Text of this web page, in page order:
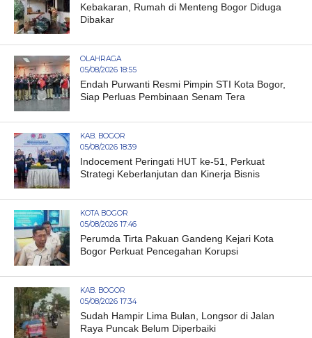
Kebakaran, Rumah di Menteng Bogor Diduga
Dibakar
OLAHRAGA
05/08/2026 18:55
Endah Purwanti Resmi Pimpin STI Kota Bogor,
Siap Perluas Pembinaan Senam Tera
KAB. BOGOR
05/08/2026 18:39
Indocement Peringati HUT ke-51, Perkuat
Strategi Keberlanjutan dan Kinerja Bisnis
KOTA BOGOR
05/08/2026 17:46
Perumda Tirta Pakuan Gandeng Kejari Kota
Bogor Perkuat Pencegahan Korupsi
KAB. BOGOR
05/08/2026 17:34
Sudah Hampir Lima Bulan, Longsor di Jalan
Raya Puncak Belum Diperbaiki